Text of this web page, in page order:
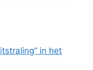
in het